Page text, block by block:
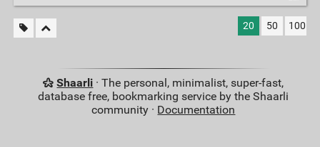
20 50 100
Shaarli · The personal, minimalist, super-fast,
database free, bookmarking service by the Shaarli
community · Documentation